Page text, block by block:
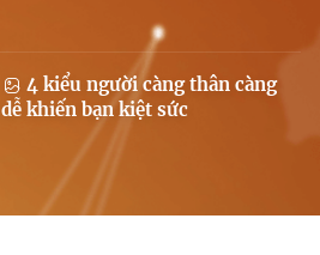
4 kiểu người càng thân càng
dễ khiến bạn kiệt sức